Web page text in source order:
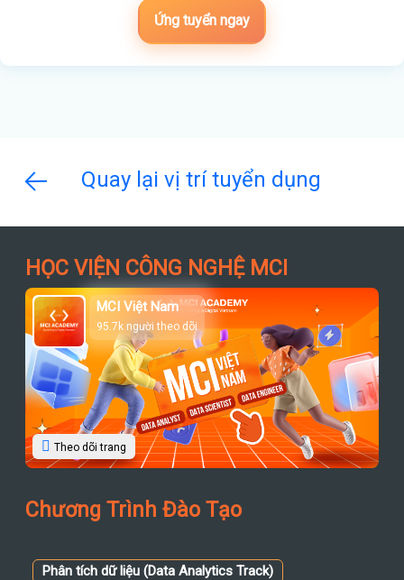
Ứng tuyển ngay
Quay lại vị trí tuyển dụng
HỌC VIỆN CÔNG NGHỆ MCI
MCI Việt Nam
95.7k người theo dõi
Theo dõi trang
Chương Trình Đào Tạo
Phân tích dữ liệu (Data Analytics Track)